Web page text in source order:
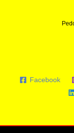
Facebook